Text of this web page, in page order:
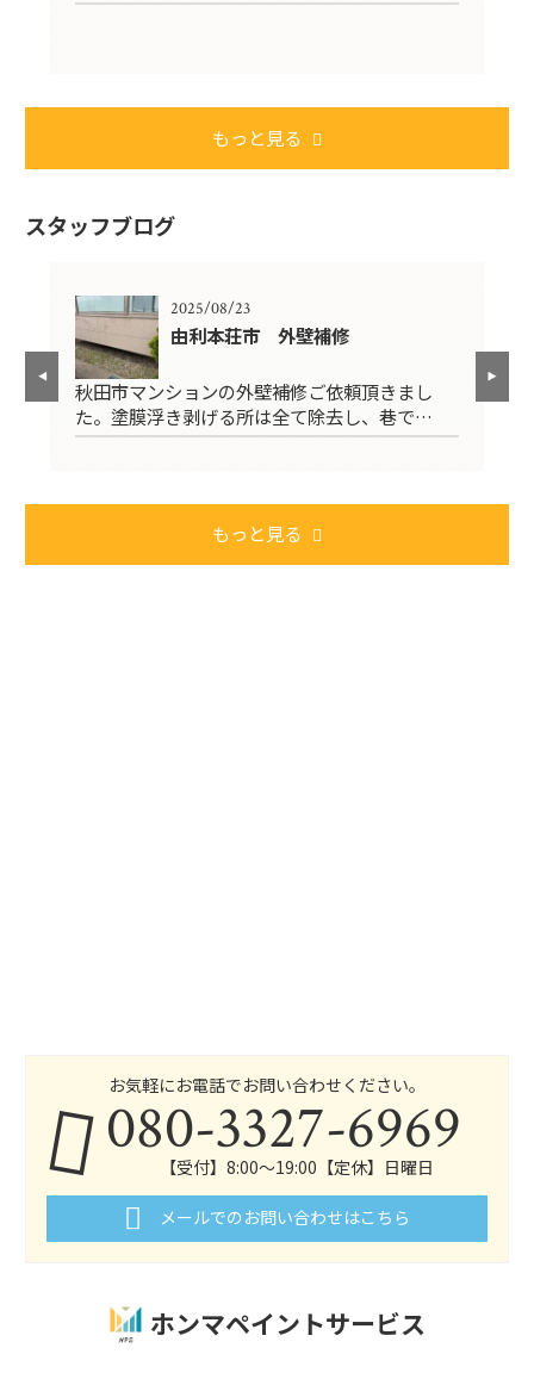
もっと見る
スタッフブログ
2025/08/23
由利本荘市 外壁補修
秋田市マンションの外壁補修ご依頼頂きまし
た。塗膜浮き剥げる所は全て除去し、巷で…
もっと見る
お気軽にお電話でお問い合わせください。
080-3327-6969
【受付】8:00～19:00【定休】日曜日
メールでのお問い合わせはこちら
ホンマペイントサービス